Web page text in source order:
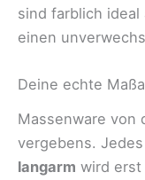
sind farblich
einen
Deine echte
Massenware von
vergebens. Jedes
langarm wird erst